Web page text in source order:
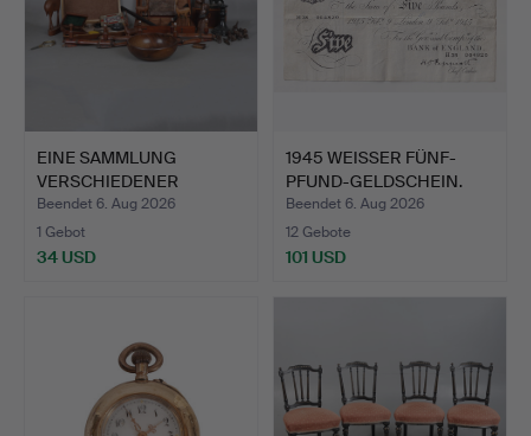
EINE SAMMLUNG
VERSCHIEDENER
HOLZARTIKEL UN…
Beendet 6. Aug 2026
1 Gebot
34 USD
1945 WEISSER FÜNF-
PFUND-GELDSCHEIN.
Beendet 6. Aug 2026
12 Gebote
101 USD